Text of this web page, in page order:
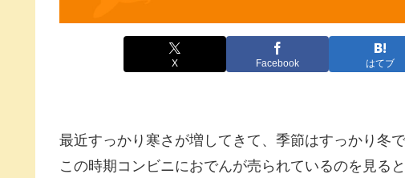
X Facebook はてブ
最近すっかり寒さが増してきて、季節はすっかり冬で
この時期 コンビニにおでんが売られているのを見る